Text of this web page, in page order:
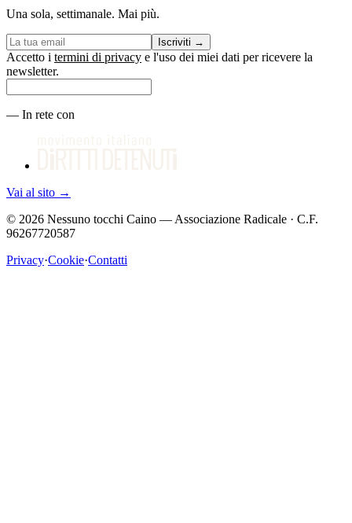
Una sola, settimanale. Mai più.
Iscriviti →
Accetto i termini di privacy e l'uso dei miei dati per ricevere la
newsletter.
— In rete con
Vai al sito →
© 2026 Nessuno tocchi Caino — Associazione Radicale · C.F.
96267720587
Privacy·Cookie·Contatti